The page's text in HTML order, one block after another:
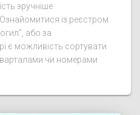
зручніше
із реєстром
або за
є можливість сортувати
чи номерами